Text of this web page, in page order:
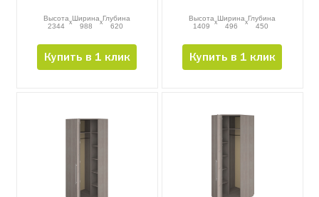
Высота
2344
xШирина
988
xГлубина
620
Купить в 1 клик
Высота
1409
xШирина
496
xГлубина
450
Купить в 1 клик